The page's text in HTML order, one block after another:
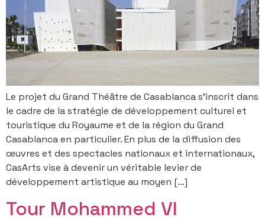
Le projet du Grand Théâtre de Casablanca s’inscrit dans
le cadre de la stratégie de développement culturel et
touristique du Royaume et de la région du Grand
Casablanca en particulier. En plus de la diffusion des
œuvres et des spectacles nationaux et internationaux,
CasArts vise à devenir un véritable levier de
développement artistique au moyen […]
Tour Mohammed VI